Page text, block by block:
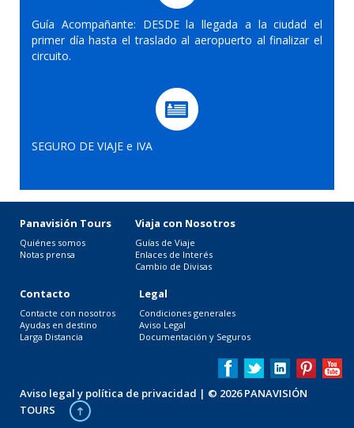
Guía Acompañante: DESDE la llegada a la ciudad el
primer día hasta el traslado al aeropuerto al finalizar el
circuito.
SEGURO DE VIAJE e IVA
Panavisión Tours
Quiénes somos
Notas prensa
Viaja con Nosotros
Guías de Viaje
Enlaces de Interés
Cambio de Divisas
Contacto
Contacte con nosotros
Ayudas en destino
Larga Distancia
Legal
Condiciones generales
Aviso Legal
Documentación y Seguros
Aviso legal y política de privacidad | © 2026 PANAVISIÓN
TOURS